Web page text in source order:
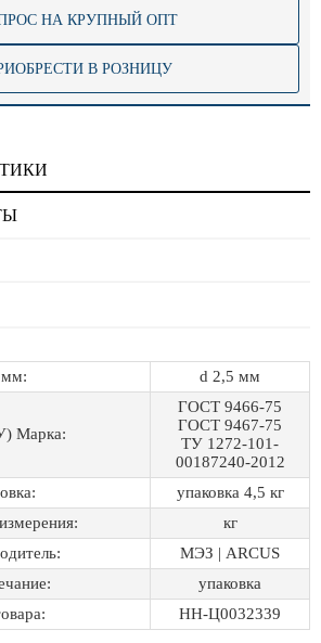
НА КРУПНЫЙ ОПТ
В РОЗНИЦУ
d 2,5 мм
Марка:
ГОСТ 9466-75
ГОСТ 9467-75
ТУ 1272-101-
00187240-2012
упаковка 4,5 кг
кг
МЭЗ | ARCUS
упаковка
НН-Ц0032339